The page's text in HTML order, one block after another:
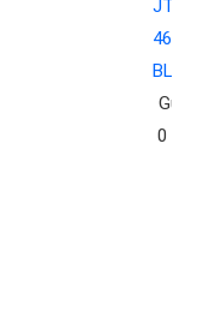
0